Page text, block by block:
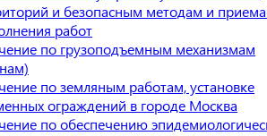
и безопасным методам и
работ
по грузоподъемным механизмам
по земляным работам, установке
ограждений в городе Москва
по обеспечению